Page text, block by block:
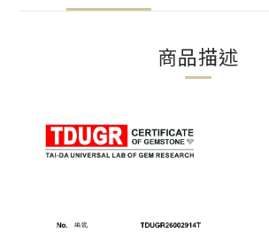
商品描述